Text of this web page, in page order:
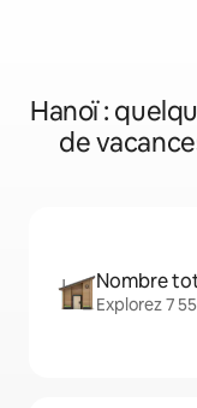
Hanoï :
de
Nombre
Explorez 7